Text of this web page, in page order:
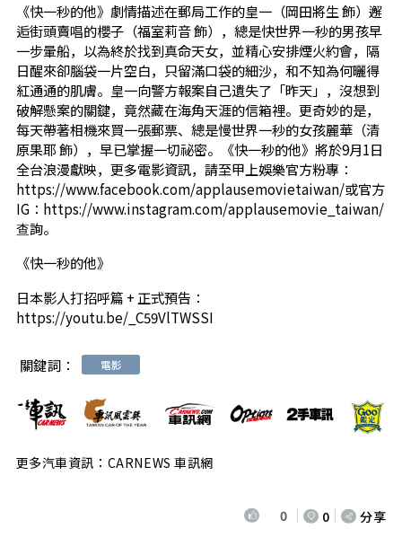
《快一秒的他》劇情描述在郵局工作的皇一（岡田將生 飾）邂
逅街頭賣唱的櫻子（福室莉音 飾），總是快世界一秒的男孩早
一步暈船，以為終於找到真命天女，並精心安排煙火約會，隔
日醒來卻腦袋一片空白，只留滿口袋的細沙，和不知為何曬得
紅通通的肌膚。皇一向警方報案自己遺失了「昨天」，沒想到
破解懸案的關鍵，竟然藏在海角天涯的信箱裡。更奇妙的是，
每天帶著相機來買一張郵票、總是慢世界一秒的女孩麗華（清
原果耶 飾），早已掌握一切祕密。《快一秒的他》將於9月1日
全台浪漫獻映，更多電影資訊，請至甲上娛樂官方粉專：
https://www.facebook.com/applausemovietaiwan/或官方
IG： https://www.instagram.com/applausemovie_taiwan/
查詢。
《快一秒的他》
日本影人打招呼篇 + 正式預告：
https://youtu.be/_C59VlTWSSI
關鍵詞： 電影
更多汽車資訊：CARNEWS 車訊網
0 0 分享